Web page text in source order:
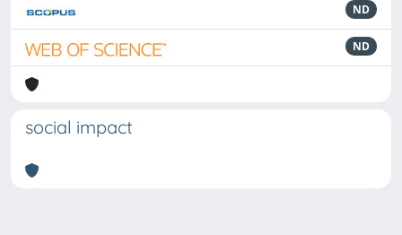
ND
ND
social impact